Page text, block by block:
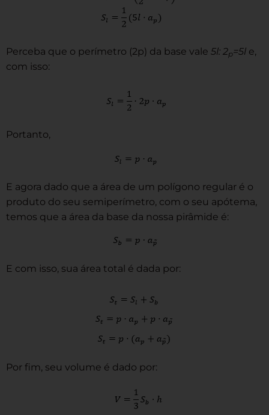
Perceba que o perímetro (2p) da base vale 5l: 2p=5l e,
com isso:
Portanto,
E agora dado que a área de um polígono regular é o
produto do seu semiperímetro, com o seu apótema,
temos que a área da base da nossa pirâmide é:
E com isso, sua área total é dada por:
Por fim, seu volume é dado por: